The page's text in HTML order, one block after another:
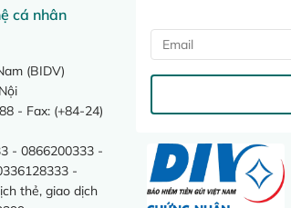
cá nhân
(BIDV)
- Fax: (+84-24)
- 0866200333 -
-
thẻ, giao dịch